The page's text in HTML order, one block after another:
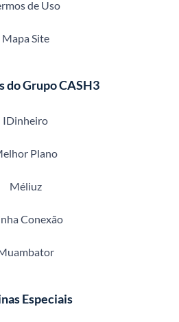
de Uso
Mapa Site
do Grupo CASH3
IDinheiro
Plano
Méliuz
Conexão
Especiais